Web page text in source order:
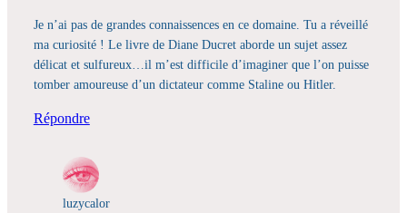
Je n’ai pas de grandes connaissences en ce domaine. Tu a réveillé
ma curiosité ! Le livre de Diane Ducret aborde un sujet assez
délicat et sulfureux…il m’est difficile d’imaginer que l’on puisse
tomber amoureuse d’un dictateur comme Staline ou Hitler.
Répondre
luzycalor